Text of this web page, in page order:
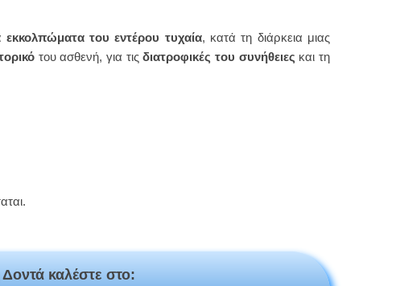
εκκολπώματα του εντέρου τυχαία, κατά τη διάρκεια μιας
του ασθενή, για τιςδιατροφικές του συνήθειες και τη
καλέστε στο: